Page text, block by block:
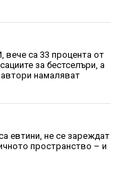
вече са 33 процента от
за бестселъри, а
намаляват
евтини, не се зареждат
пространство – и